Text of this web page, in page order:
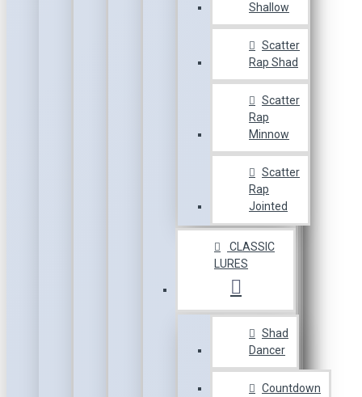
Shallow
Scatter
Rap Shad
Scatter
Rap
Minnow
Scatter
Rap
Jointed
CLASSIC
LURES
Shad
Dancer
Countdown